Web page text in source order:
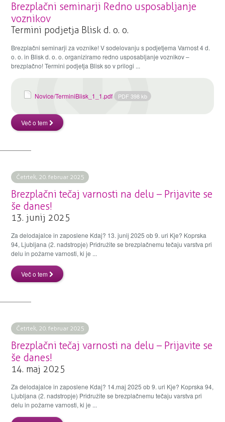
Brezplačni seminarji Redno usposabljanje
voznikov
Termini podjetja Blisk d. o. o.
Brezplačni seminarji za voznike! V sodelovanju s podjetjema Varnost 4 d.
o. o. in Blisk d. o. o. organiziramo redno usposabljanje voznikov –
brezplačno! Termini podjetja Blisk so v prilogi ...
Novice/TerminiBlisk_1_1.pdf PDF 398 kb
Več o tem
Četrtek, 20. februar 2025
Brezplačni tečaj varnosti na delu – Prijavite se
še danes!
13. junij 2025
Za delodajalce in zaposlene Kdaj? 13. junij 2025 ob 9. uri Kje? Koprska
94, Ljubljana (2. nadstropje) Pridružite se brezplačnemu tečaju varstva pri
delu in požarne varnosti, ki je ...
Več o tem
Četrtek, 20. februar 2025
Brezplačni tečaj varnosti na delu – Prijavite se
še danes!
14. maj 2025
Za delodajalce in zaposlene Kdaj? 14.maj 2025 ob 9. uri Kje? Koprska 94,
Ljubljana (2. nadstropje) Pridružite se brezplačnemu tečaju varstva pri
delu in požarne varnosti, ki je ...